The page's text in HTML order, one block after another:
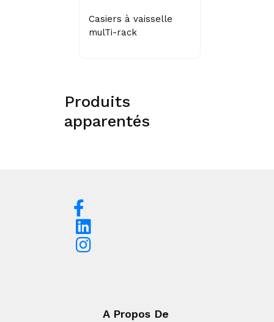
Casiers à vaisselle
mulTi-rack
Produits
apparentés
A Propos De